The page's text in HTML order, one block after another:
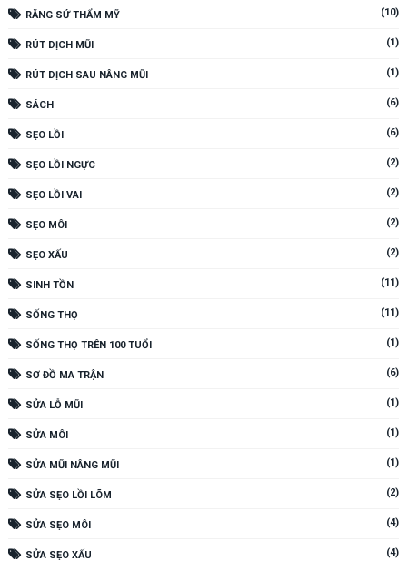
RĂNG SỨ THẨM MỸ (10)
RÚT DỊCH MŨI (1)
RÚT DỊCH SAU NÂNG MŨI (1)
SÁCH (6)
SẸO LỒI (6)
SẸO LỒI NGỰC (2)
SẸO LỒI VAI (2)
SẸO MÔI (2)
SẸO XẤU (2)
SINH TỒN (11)
SỐNG THỌ (11)
SỐNG THỌ TRÊN 100 TUỔI (1)
SƠ ĐỒ MA TRẬN (6)
SỬA LỖ MŨI (1)
SỬA MÔI (1)
SỬA MŨI NÂNG MŨI (1)
SỬA SẸO LỒI LÕM (2)
SỬA SẸO MÔI (4)
SỬA SẸO XẤU (4)